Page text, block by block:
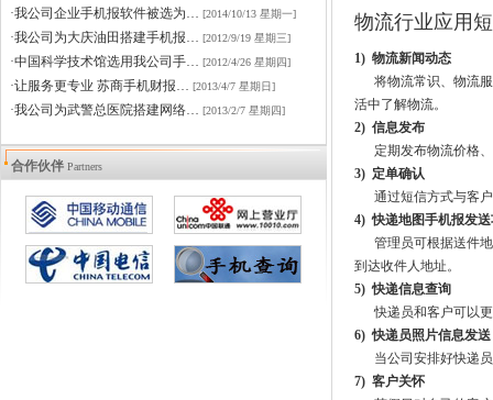
·我公司企业手机报软件被选为… [2014/10/13 星期一]
·我公司为大庆油田搭建手机报… [2012/9/19 星期三]
·中国科学技术馆选用我公司手… [2012/4/26 星期四]
·让服务更专业 苏商手机财报… [2013/4/7 星期日]
·我公司为武警总医院搭建网络… [2013/2/7 星期四]
合作伙伴 Partners
物流行业应用
1) 物流新闻动态
将物流常识、物流服
活中了解物流。
2) 信息发布
定期发布物流价格、
3) 定单确认
通过短信方式与客户
4) 快递地图手机报发
管理员可根据送件地
到达收件人地址。
5) 快递信息查询
快递员和客户可以更
6) 快递员照片信息发送
当公司安排好快递员
7) 客户关怀